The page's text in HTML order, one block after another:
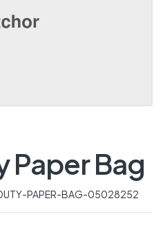
Paper Bag
PAPER-BAG-05028252